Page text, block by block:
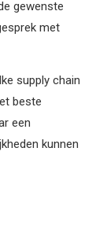
gewenste
met
supply chain
beste
een
kunnen